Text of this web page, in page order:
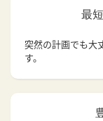
最
突然の計画でも大
す。